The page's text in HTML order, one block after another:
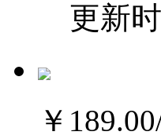
更新
￥189.00